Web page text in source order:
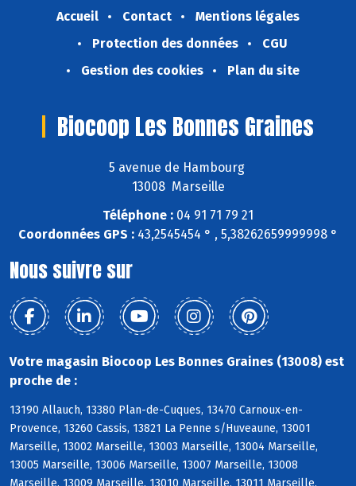
Accueil Contact
Mentions légales
Protection des données
CGU
Gestion des cookies
Plan du site
Biocoop Les Bonnes Graines
5 avenue de Hambourg
13008 Marseille
Téléphone : 04 91 71 79 21
Coordonnées GPS : 43,2545454 ° , 5,38262659999998 °
Nous suivre sur
Votre magasin Biocoop Les Bonnes Graines (13008) est
proche de :
13190 Allauch, 13380 Plan-de-Cuques, 13470 Carnoux-en-
Provence, 13260 Cassis, 13821 La Penne s/Huveaune, 13001
Marseille, 13002 Marseille, 13003 Marseille, 13004 Marseille,
13005 Marseille, 13006 Marseille, 13007 Marseille, 13008